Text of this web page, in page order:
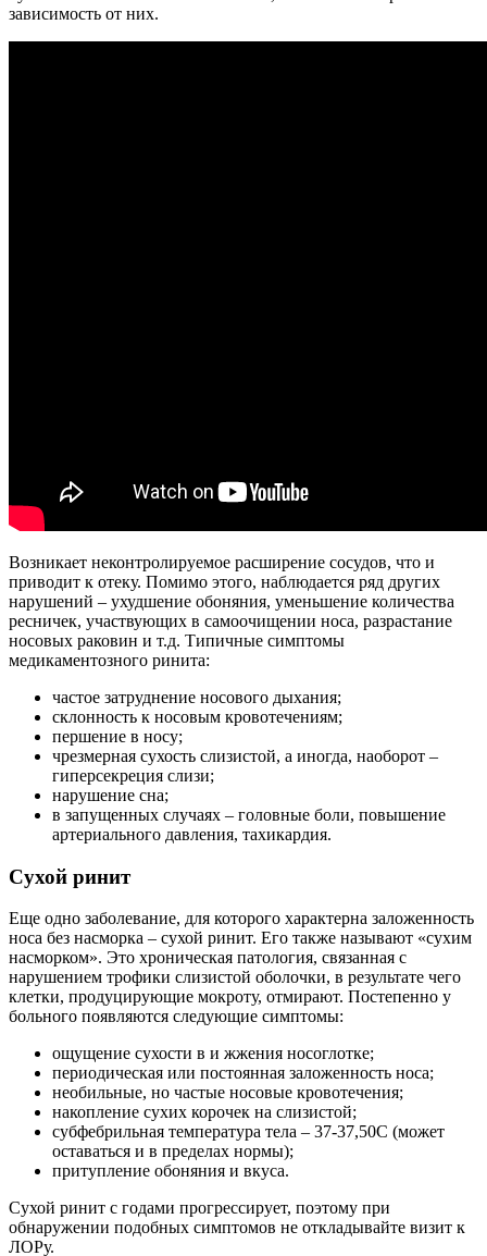
зависимость от них.
Возникает неконтролируемое расширение сосудов, что и
приводит к отеку. Помимо этого, наблюдается ряд других
нарушений – ухудшение обоняния, уменьшение количества
ресничек, участвующих в самоочищении носа, разрастание
носовых раковин и т.д. Типичные симптомы
медикаментозного ринита:
частое затруднение носового дыхания;
склонность к носовым кровотечениям;
першение в носу;
чрезмерная сухость слизистой, а иногда, наоборот –
гиперсекреция слизи;
нарушение сна;
в запущенных случаях – головные боли, повышение
артериального давления, тахикардия.
Сухой ринит
Еще одно заболевание, для которого характерна заложенность
носа без насморка – сухой ринит. Его также называют «сухим
насморком». Это хроническая патология, связанная с
нарушением трофики слизистой оболочки, в результате чего
клетки, продуцирующие мокроту, отмирают. Постепенно у
больного появляются следующие симптомы:
ощущение сухости в и жжения носоглотке;
периодическая или постоянная заложенность носа;
необильные, но частые носовые кровотечения;
накопление сухих корочек на слизистой;
субфебрильная температура тела – 37-37,50С (может
оставаться и в пределах нормы);
притупление обоняния и вкуса.
Сухой ринит с годами прогрессирует, поэтому при
обнаружении подобных симптомов не откладывайте визит к
ЛОРу.